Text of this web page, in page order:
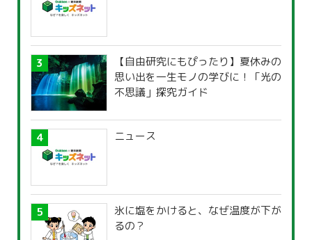
【自由研究にもぴったり】夏休みの
思い出を一生モノの学びに！「光の
不思議」探究ガイド
ニュース
氷に塩をかけると、なぜ温度が下が
るの？